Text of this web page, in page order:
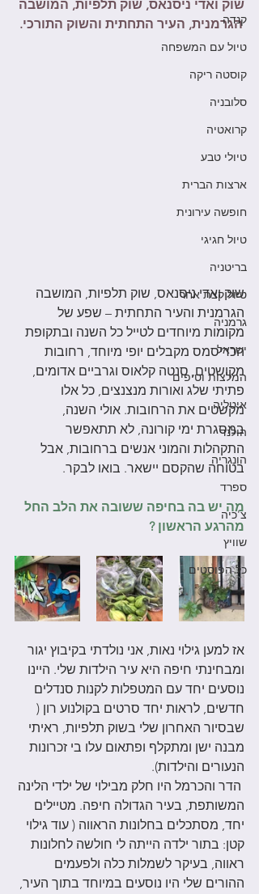
קנדה
טיול עם המשפחה
קוסטה ריקה
סלובניה
קרואטיה
טיולי טבע
ארצות הברית
חופשה עירונית
טיול חגיגי
בריטניה
טיול קצת אחר
גרמניה
ישראל
המלצות וטיפים
איטליה
הולנד
הונגריה
ספרד
צ'כיה
שוויץ
כל הפוסטים
שוק ואדי ניסנאס, שוק תלפיות, המושבה
הגרמנית, העיר התחתית והשוק התורכי.
שוק ואדי ניסנאס, שוק תלפיות, המושבה
הגרמנית והעיר התחתית – שפע של
מקומות מיוחדים לטייל כל השנה ובתקופת
הכריסמס מקבלים יופי מיוחד, רחובות
מקושטים, סנטה קלאוס וגרביים אדומים,
פתיתי שלג ואורות מנצנצים, כל אלו
מקשטים את הרחובות. אולי השנה,
במסגרת ימי קורונה, לא תתאפשר
התקהלות והמוני אנשים ברחובות, אבל
בטוחה שהקסם יישאר. בואו לבקר.
מה יש בה בחיפה ששובה את הלב החל
מהרגע הראשון ?
אז למען גילוי נאות, אני נולדתי בקיבוץ יגור
ומבחינתי חיפה היא עיר הילדות שלי. היינו
נוסעים יחד עם המטפלות לקנות סנדלים
חדשים, לראות יחד סרטים בקולנוע רון (
שבסיור האחרון שלי בשוק תלפיות, ראיתי
מבנה ישן ומתקלף ופתאום עלו בי זכרונות
הנעורים והילדות).
הדר והכרמל היו חלק מבילוי של ילדי הלינה
המשותפת, בעיר הגדולה חיפה. מטיילים
יחד, מסתכלים בחלונות הראווה ( עוד גילוי
קטן: בתור ילדה הייתה לי חולשה לחלונות
ראווה, בעיקר לשמלות כלה ולפעמים
ההורים שלי היו נוסעים במיוחד בתוך העיר,